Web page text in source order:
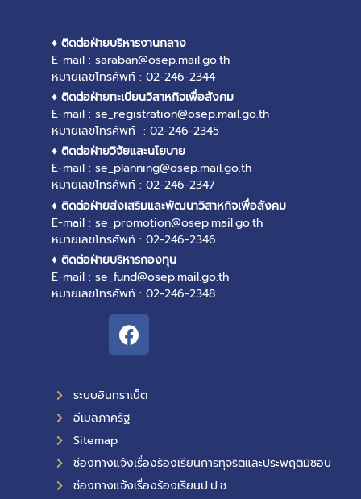
♦ ติดต่อฝ่ายบริหารงานกลาง
E-mail : saraban@osep.mail.go.th
หมายเลขโทรศัพท์ : 02-246-2344
♦ ติดต่อฝ่ายทะเบียนวิสาหกิจเพื่อสังคม
E-mail : se_registration@osep.mail.go.th
หมายเลขโทรศัพท์ : 02-246-2345
♦ ติดต่อฝ่ายวิจัยและนโยบาย
E-mail : se_planning@osep.mail.go.th
หมายเลขโทรศัพท์ : 02-246-2347
♦ ติดต่อฝ่ายส่งเสริมและพัฒนาวิสาหกิจเพื่อสังคม
E-mail : se_promotion@osep.mail.go.th
หมายเลขโทรศัพท์ : 02-246-2346
♦ ติดต่อฝ่ายบริหารกองทุน
E-mail : se_fund@osep.mail.go.th
หมายเลขโทรศัพท์ : 02-246-2348
ระบบอินทราเน็ต
อีเมลภาครัฐ
Sitemap
ช่องทางแจ้งเรื่องร้องเรียนการทุจริตและประพฤติมิชอบ
ช่องทางแจ้งเรื่องร้องเรียนป.ป.ช.